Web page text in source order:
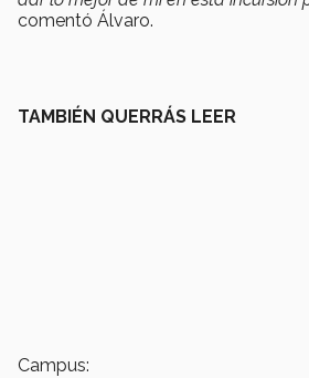
comentó Álvaro.
TAMBIÉN QUERRÁS LEER
Campus: